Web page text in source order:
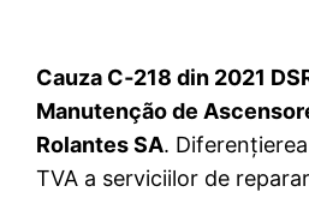
Cauza C‑218 din 2021
Manutenção de
Rolantes SA.
TVA a serviciilor de